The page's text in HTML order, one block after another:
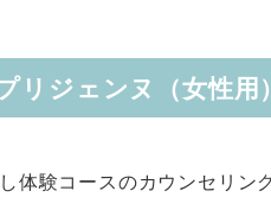
リジェンヌ（女性用
体験コースのカウンセリン